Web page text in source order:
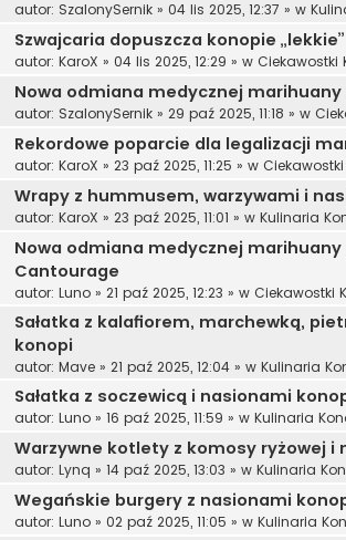
autor: SzalonySernik » 04 lis 2025, 12:37 » w
Szwajcaria dopuszcza konopie „lekkie”
autor: KaroX » 04 lis 2025, 12:29 » w Ciekawostki
Nowa odmiana medycznej
autor: SzalonySernik » 29 paź 2025, 11:18 » w
Rekordowe poparcie dla legalizacji
autor: KaroX » 23 paź 2025, 11:25 » w
Wrapy z hummusem, warzywami i
autor: KaroX » 23 paź 2025, 11:01 » w Kulinaria
Nowa odmiana medycznej
Cantourage
autor: Luno » 21 paź 2025, 12:23 » w Ciekawostki
Sałatka z kalafiorem, marchewką,
konopi
autor: Mave » 21 paź 2025, 12:04 » w Kulinaria
Sałatka z soczewicą i nasionami
autor: Luno » 16 paź 2025, 11:59 » w Kulinaria
Warzywne kotlety z komosy ryżowej i
autor: Lynq » 14 paź 2025, 13:03 » w Kulinaria
Wegańskie burgery z nasionami
autor: Luno » 02 paź 2025, 11:05 » w Kulinaria